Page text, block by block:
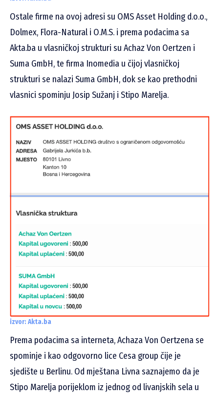
Ostale firme na ovoj adresi su OMS Asset Holding d.o.o.,
Dolmex, Flora-Natural i O.M.S. i prema podacima sa
Akta.ba u vlasničkoj strukturi su Achaz Von Oertzen i
Suma GmbH, te firma Inomedia u čijoj vlasničkoj
strukturi se nalazi Suma GmbH, dok se kao prethodni
vlasnici spominju Josip Sužanj i Stipo Marelja.
izvor: Akta.ba
Prema podacima sa interneta, Achaza Von Oertzena se
spominje i kao odgovorno lice Cesa group čije je
sjedište u Berlinu. Od mještana Livna saznajemo da je
Stipo Marelja porijeklom iz jednog od livanjskih sela u